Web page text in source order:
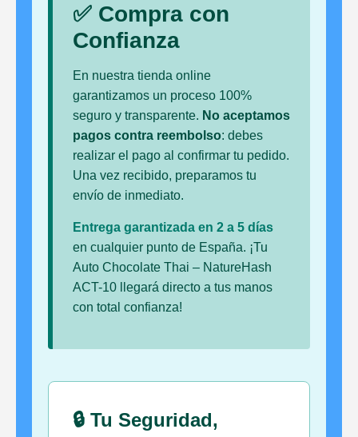
✅ Compra con
Confianza
En nuestra tienda online
garantizamos un proceso 100%
seguro y transparente. No aceptamos
pagos contra reembolso: debes
realizar el pago al confirmar tu pedido.
Una vez recibido, preparamos tu
envío de inmediato.
Entrega garantizada en 2 a 5 días
en cualquier punto de España. ¡Tu
Auto Chocolate Thai – NatureHash
ACT-10 llegará directo a tus manos
con total confianza!
🔒 Tu Seguridad,